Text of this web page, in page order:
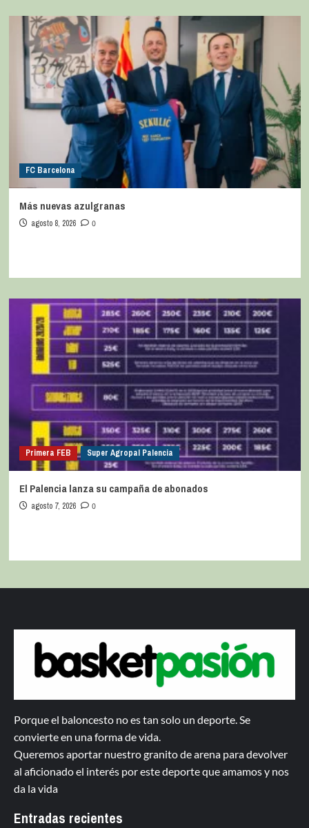
FC Barcelona
Más nuevas azulgranas
agosto 8, 2026 0
Primera FEB Super Agropal Palencia
El Palencia lanza su campaña de abonados
agosto 7, 2026 0
Porque el baloncesto no es tan solo un deporte. Se
convierte en una forma de vida.
Queremos aportar nuestro granito de arena para devolver
al aficionado el interés por este deporte que amamos y nos
da la vida
Entradas recientes